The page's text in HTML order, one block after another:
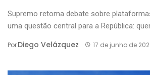
Supremo retoma debate sobre
uma questão central para a República:
PorDiego Velázquez 17 de junho de